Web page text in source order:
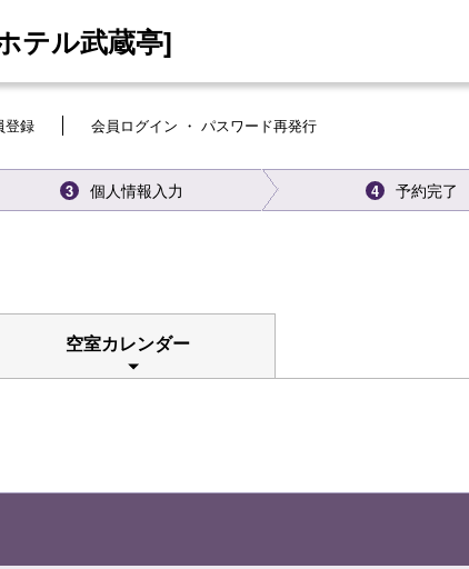
テル武蔵亭]
登録 会員ログイン ・ パスワード再発行
3 個人情報入力 4 予約完了
空室カレンダー